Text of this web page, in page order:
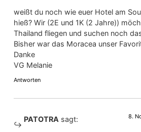
weißt du noch wie euer Hotel am
hieß? Wir (2E und 1K (2 Jahre))
Thailand fliegen und suchen noch
Bisher war das Moracea unser
Danke
VG Melanie
Antworten
PATOTRA sagt: 8.